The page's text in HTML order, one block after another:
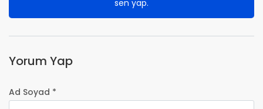
sen yap.
Yorum Yap
Ad Soyad *